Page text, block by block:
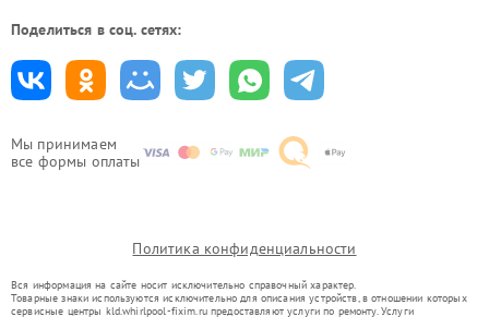
Мы принимаем
все формы оплаты
Поделиться в соц. сетях:
Политика конфиденциальности
Вся информация на сайте носит исключительно справочный характер.
Товарные знаки используются исключительно для описания устройств, в отношении которых
сервисные центры kld.whirlpool-fixim.ru предоставляют услуги по ремонту. Услуги